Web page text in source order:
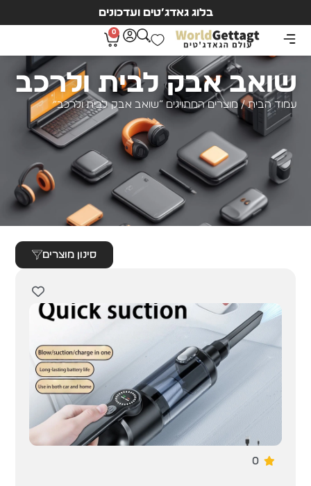
בלוג גאדג’טים ועדכונים
0
שואב אבק לבית ולרכב
עמוד הבית/ מוצרים המתויגים “שואב אבק לבית ולרכב”
סינון מוצרים
0